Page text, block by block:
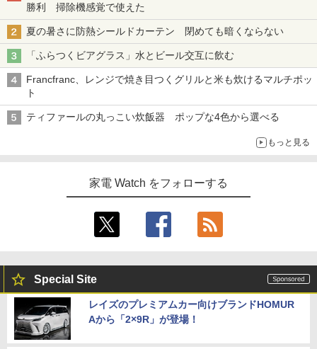
勝利 掃除機感覚で使えた
夏の暑さに防熱シールドカーテン 閉めても暗くならない
「ふらつくビアグラス」水とビール交互に飲む
Francfranc、レンジで焼き目つくグリルと米も炊けるマルチポッ
ト
ティファールの丸っこい炊飯器 ポップな4色から選べる
もっと見る
家電 Watch をフォローする
Special Site
レイズのプレミアムカー向けブランドHOMUR
Aから「2×9R」が登場！